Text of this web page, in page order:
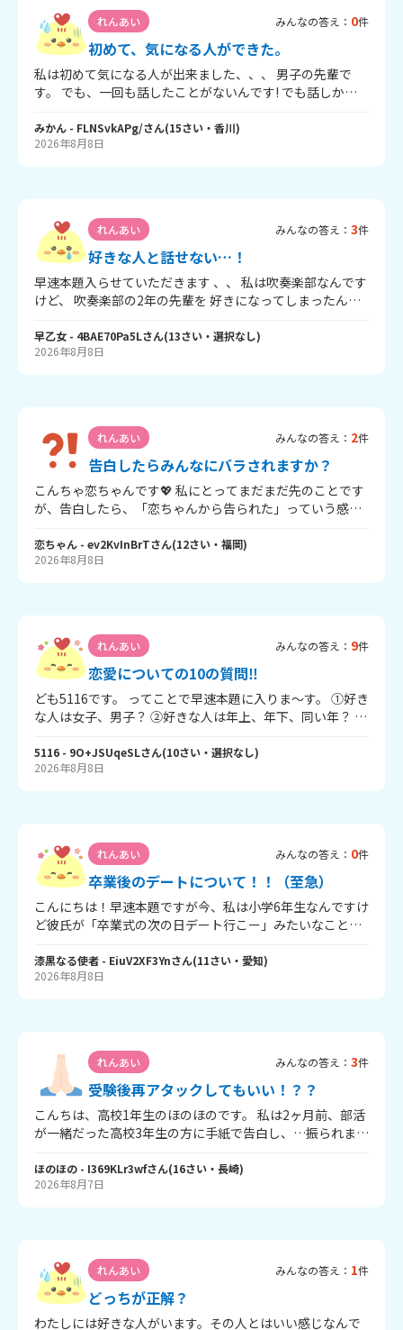
て聞いてきて」まーもちろん無理って答えたけど、めっち
ゃ嬉しかった！あと自然学校の班と修学旅行の班はくじ引
きで一緒だった！これって脈アリってやつ！？よかったら
コメントで教えて！文長いし語彙力やばくてごめん🙏ここ
めでよんでくれてアザース‼️
れんあい みんなの答え： 0件
初めて、気になる人ができた。
私は初めて気になる人が出来ました、、、 男子の先輩で
す。 でも、一回も話したことがないんです! でも話しかけ
経験ありますか？ 私、どうしたら良いんでしょう、、、、
アドバイスお願いします。
みかん - FLNSvkAPg/さん(15さい・ 香川)
2026年8月8日
れんあい みんなの答え： 3件
好きな人と話せない…！
早速本題入らせていただきます 、、 私は吹奏楽部なんです
けど、 吹奏楽部の2年の先輩を 好きになってしまったんで
し やめた方がいいのもわかってるんですけど イケメンで
めっちゃ優しくて… しかも 面白くて 。 。 しかも 可愛いし
ってほど 目も合わせてくんないし 全然喋ってくれないんで
すよね… 。 。 １回だけ 目は合ったことあるんですけど
絶対たまたま だし LINEも 私からしか送ってないし 返信素
っ気ないし (既読無視は一応ない) 脈ナシなのは わかってる
んですけど 仲良くしたいんです … なんか 素っ気ない先輩
でも 仲良くする方法ってあったりしますか…？ ほんとに最
です … 。 。
早乙女 - 4BAE70Pa5Lさん(13さい・ 選択なし)
2026年8月8日
れんあい みんなの答え： 2件
告白したらみんなにバラされますか？
こんちゃ恋ちゃんです💖 私にとってまだまだ先のことです
が、告白したら、「恋ちゃんから告られた」っていう感じ
が、「みんなには言わないで」と言ったら嫌われそうで怖
いです😭（特に振られた場合） みんな（告白したことがあ
のはありますか？ なかったらなかったで我慢します！ 回答
待ってます⭐
恋ちゃん - ev2KvInBrTさん(12さい・ 福岡)
2026年8月8日
れんあい みんなの答え： 9件
恋愛についての10の質問‼
ども5116です。 ってことで早速本題に入りま～す。 ①好き
な人は女子、男子？ ②好きな人は年上、年下、同い年？ ③
たい派、告白されたい派？ ⑤好きな人と付き合ってる、付
き合ってない？ ⑥好きな人と同じクラス、違うクラス？ ⑦
れたい派 ⑤付き合ってる ⑥同じクラス ⑦両想い ⑧いる ⑨
笑顔が可愛い、下ネタ言わない、浮気性じゃない ⑩少し心
配性 長文すみません💦 でも答えてくれると嬉しいで～す。
回答待ってま～す。
5116 - 9O+JSUqeSLさん(10さい・ 選択なし)
2026年8月8日
れんあい みんなの答え： 0件
卒業後のデートについて！！（至急）
こんにちは！早速本題ですが今、私は小学6年生なんですけ
ど彼氏が「卒業式の次の日デート行こー」みたいなこと言
ってます。 もちろんデートは行きたいですが、ゲーセン・
ラウンドワンとかは多分却下されるので別のデートプラン
漆黒なる使者 - EiuV2XF3Ynさん(11さい・ 愛知)
2026年8月8日
れんあい みんなの答え： 3件
受験後再アタックしてもいい！？？
こんちは、高校1年生のほのほのです。 私は2ヶ月前、部活
が一緒だった高校3年生の方に手紙で告白し、…振られまし
遅くなってごめん。 〇〇さんの気持ちはすごい嬉しかっ
た。けど、今年は受験も控えていて気持ち的にも時間的に
うとしてないのと、受験が理由であることから諦めがつか
ず…… 実際に会う機会は全くないけれど、この後も気まず
くなることなく、たまにLINEで話します。 彼から話を広げ
てくれたり、素っ気ない返事もなく、 寧ろ前よりも言葉遣
ほのほの - I369KLr3wfさん(16さい・ 長崎)
2026年8月7日
れんあい みんなの答え： 1件
どっちが正解？
わたしには好きな人がいます。その人とはいい感じなんで